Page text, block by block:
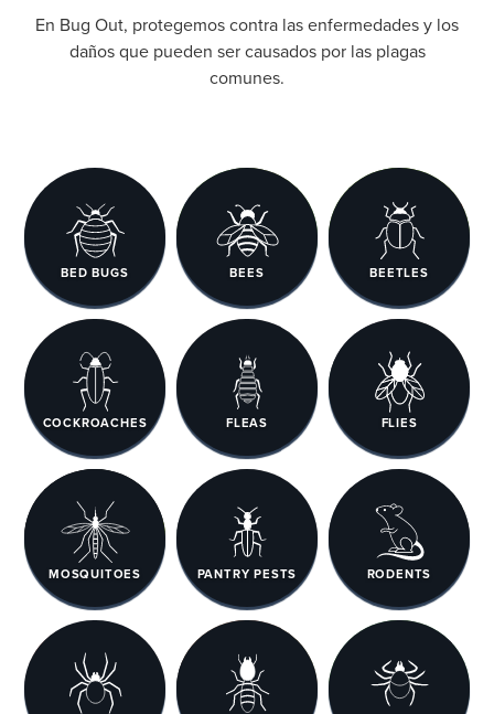
En Bug Out, protegemos contra las enfermedades y los
daños que pueden ser causados por las plagas
comunes.
BED BUGS BEES BEETLES
COCKROACHES FLEAS FLIES
MOSQUITOES PANTRY PESTS RODENTS